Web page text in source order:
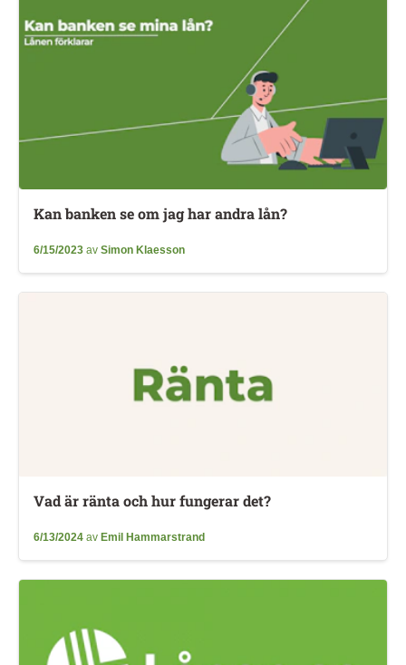
Kan banken se om jag har andra lån?
6/15/2023 av Simon Klaesson
Vad är ränta och hur fungerar det?
6/13/2024 av Emil Hammarstrand